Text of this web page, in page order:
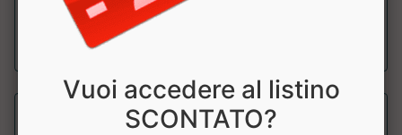
a partire da € 6.90
Vuoi accedere al listino
SCONTATO?